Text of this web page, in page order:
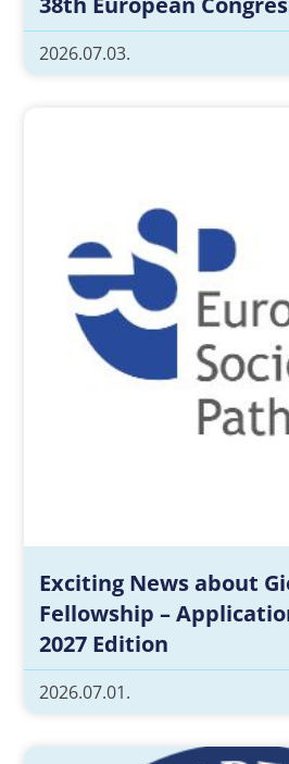
2026.07.03.
Exciting News about
Fellowship –
2027 Edition
2026.07.01.